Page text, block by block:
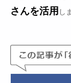
さんを活用 し